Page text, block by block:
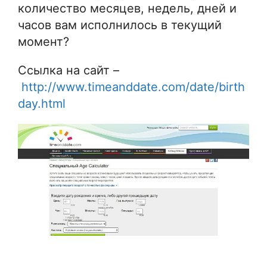
количество месяцев, недель, дней и
часов вам исполнилось в текущий
момент?
Ссылка на сайт –
http://www.timeanddate.com/date/birth
day.html